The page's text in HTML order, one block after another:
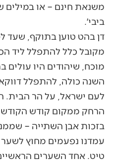
משנאת חינם – או במילים
ביבי׳.
מקובל כלל להתפלל ליד
מוכח, שיהודים היו
השנה כולה, להתפלל
לעם ישראל, על הר הבית.
הרחק ממקום קודש
בזכות אבן השתייה –
עמדנו נפעמים מחוץ לשער
טיט. אחד השערים